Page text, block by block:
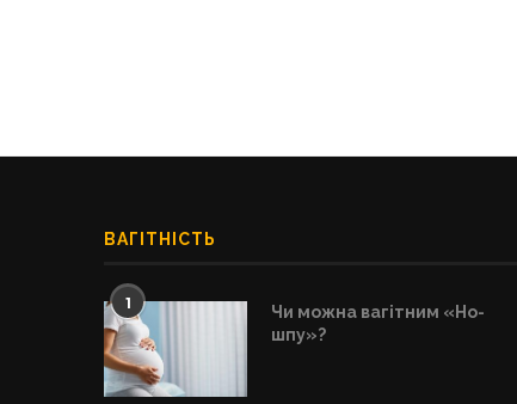
ВАГІТНІСТЬ
1
Чи можна вагітним «Но-
шпу»?